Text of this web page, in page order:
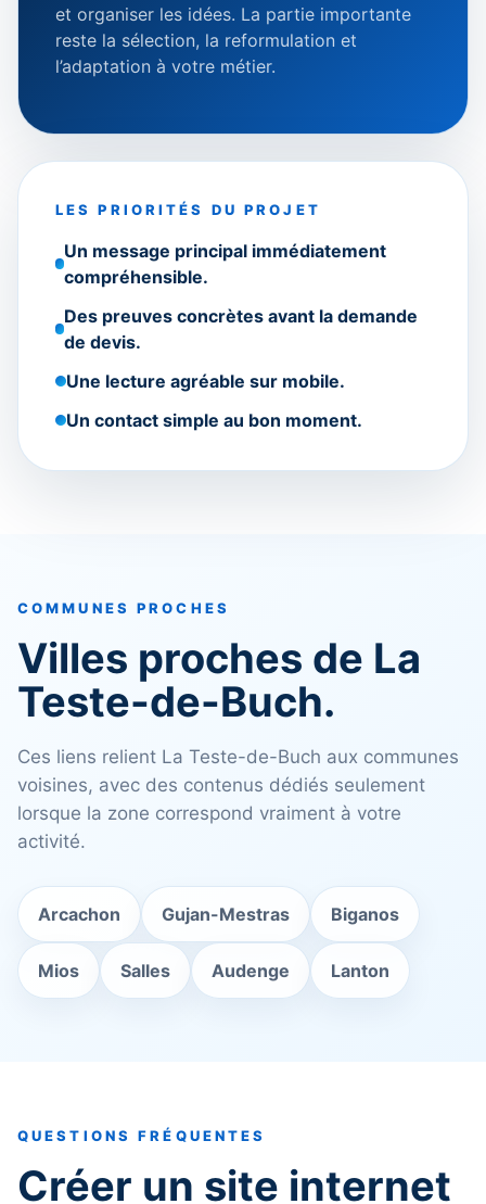
et organiser les idées. La partie importante
reste la sélection, la reformulation et
l’adaptation à votre métier.
LES PRIORITÉS DU PROJET
Un message principal immédiatement
compréhensible.
Des preuves concrètes avant la demande
de devis.
Une lecture agréable sur mobile.
Un contact simple au bon moment.
COMMUNES PROCHES
Villes proches de La
Teste-de-Buch.
Ces liens relient La Teste-de-Buch aux communes
voisines, avec des contenus dédiés seulement
lorsque la zone correspond vraiment à votre
activité.
Arcachon Gujan-Mestras Biganos
Mios Salles Audenge Lanton
QUESTIONS FRÉQUENTES
Créer un site internet